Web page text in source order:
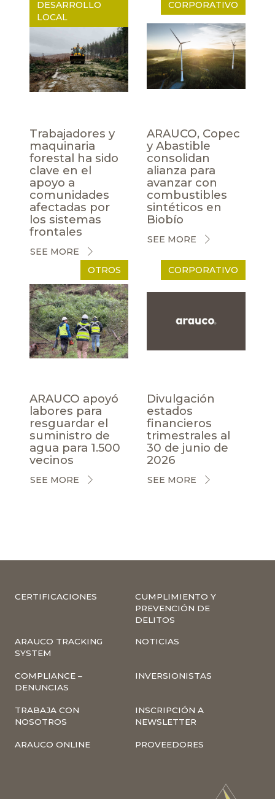
DESARROLLO
LOCAL
Trabajadores y
maquinaria
forestal ha sido
clave en el
apoyo a
comunidades
afectadas por
los sistemas
frontales
SEE MORE
CORPORATIVO
ARAUCO, Copec
y Abastible
consolidan
alianza para
avanzar con
combustibles
sintéticos en
Biobío
SEE MORE
OTROS
ARAUCO apoyó
labores para
resguardar el
suministro de
agua para 1.500
vecinos
SEE MORE
CORPORATIVO
Divulgación
estados
financieros
trimestrales al
30 de junio de
2026
SEE MORE
CERTIFICACIONES
CUMPLIMIENTO Y
PREVENCIÓN DE
DELITOS
ARAUCO TRACKING
SYSTEM
NOTICIAS
COMPLIANCE –
DENUNCIAS
INVERSIONISTAS
TRABAJA CON
NOSOTROS
INSCRIPCIÓN A
NEWSLETTER
ARAUCO ONLINE PROVEEDORES